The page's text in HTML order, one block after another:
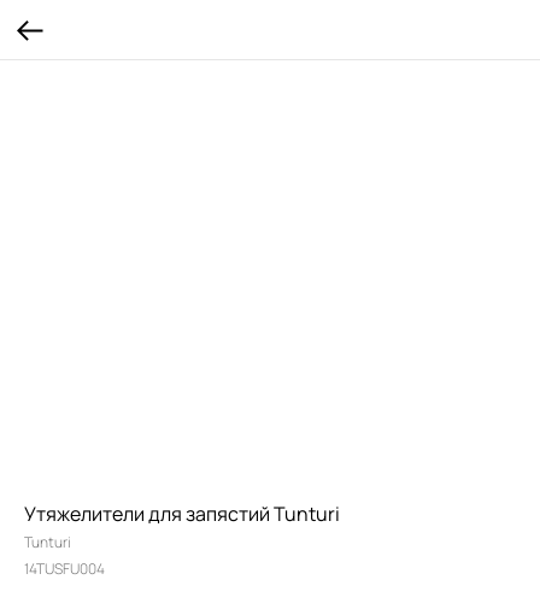
Утяжелители для запястий Tunturi
Tunturi
14TUSFU004